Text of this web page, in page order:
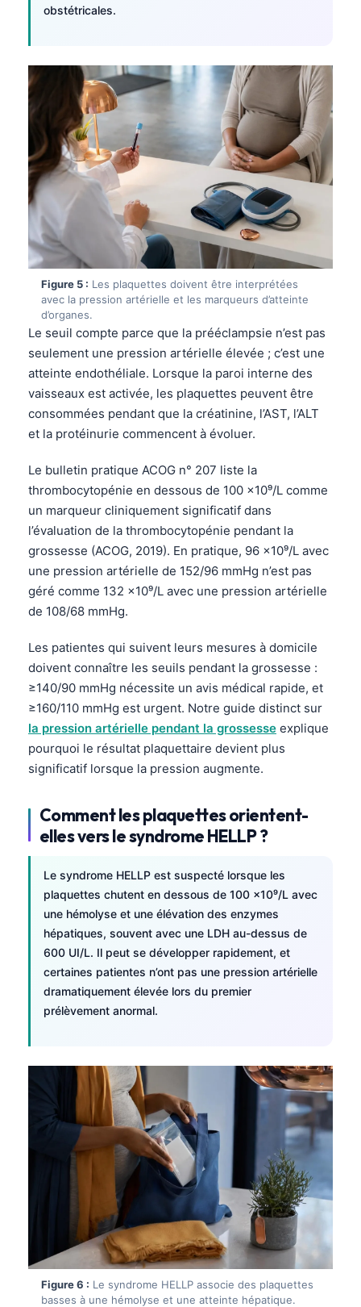
obstétricales.
Figure 5 : Les plaquettes doivent être interprétées
avec la pression artérielle et les marqueurs d’atteinte
d’organes.
Le seuil compte parce que la prééclampsie n’est pas
seulement une pression artérielle élevée ; c’est une
atteinte endothéliale. Lorsque la paroi interne des
vaisseaux est activée, les plaquettes peuvent être
consommées pendant que la créatinine, l’AST, l’ALT
et la protéinurie commencent à évoluer.
Le bulletin pratique ACOG n° 207 liste la
thrombocytopénie en dessous de 100 ×10⁹/L comme
un marqueur cliniquement significatif dans
l’évaluation de la thrombocytopénie pendant la
grossesse (ACOG, 2019). En pratique, 96 ×10⁹/L avec
une pression artérielle de 152/96 mmHg n’est pas
géré comme 132 ×10⁹/L avec une pression artérielle
de 108/68 mmHg.
Les patientes qui suivent leurs mesures à domicile
doivent connaître les seuils pendant la grossesse :
≥140/90 mmHg nécessite un avis médical rapide, et
≥160/110 mmHg est urgent. Notre guide distinct sur
la pression artérielle pendant la grossesse explique
pourquoi le résultat plaquettaire devient plus
significatif lorsque la pression augmente.
Comment les plaquettes orientent-
elles vers le syndrome HELLP ?
Le syndrome HELLP est suspecté lorsque les
plaquettes chutent en dessous de 100 ×10⁹/L avec
une hémolyse et une élévation des enzymes
hépatiques, souvent avec une LDH au-dessus de
600 UI/L. Il peut se développer rapidement, et
certaines patientes n’ont pas une pression artérielle
dramatiquement élevée lors du premier
prélèvement anormal.
Figure 6 : Le syndrome HELLP associe des plaquettes
basses à une hémolyse et une atteinte hépatique.
پښتو
سنڌي
සිංහල
অসমীয়া
Latviešu valoda
Македонски јазик
Euskara
Gàidhlig
Afrikaans
Монгол
ພາສາລາວ
Basa Jawa
Cebuano
ئۇيغۇرچە
Кыргызча
Татар теле
Esperanto
Ślōnskŏ gŏdka
Norsk bokmål